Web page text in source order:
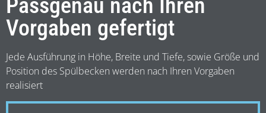
Vorgaben gefertigt
Jede Ausführung in Höhe, Breite und Tiefe, sowie Größe und
Position des Spülbecken werden nach Ihren Vorgaben
realisiert